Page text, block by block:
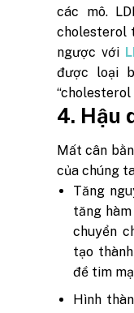
các mô.
cholesterol
ngược với
được loại
“cholesterol
4. Hậu
Mất cân
của chúng
Tăng
tăng hàm
chuyển
tạo
đề tim
Hình